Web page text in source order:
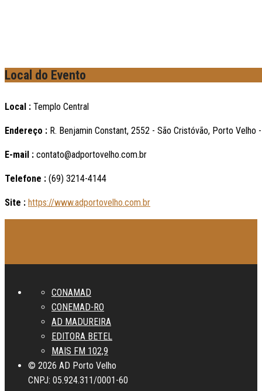
Local do Evento
Local : Templo Central
Endereço : R. Benjamin Constant, 2552 - São Cristóvão, Porto Velho -
E-mail : contato@adportovelho.com.br
Telefone : (69) 3214-4144
Site : https://www.adportovelho.com.br
CONAMAD
CONEMAD-RO
AD MADUREIRA
EDITORA BETEL
MAIS FM 102,9
© 2026 AD Porto Velho
CNPJ: 05.924.311/0001-60